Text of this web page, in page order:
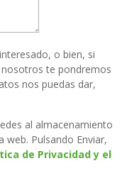
o bien, si
te pondremos
nos puedas dar,
al almacenamiento
Pulsando Enviar,
de Privacidad y el